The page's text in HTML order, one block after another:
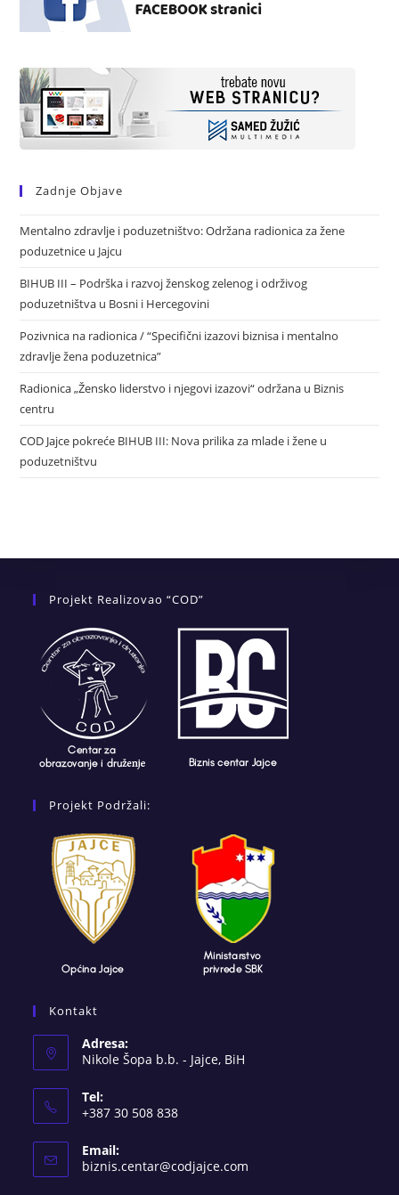
Zadnje Objave
Mentalno zdravlje i poduzetništvo: Održana radionica za žene
poduzetnice u Jajcu
BIHUB III – Podrška i razvoj ženskog zelenog i održivog
poduzetništva u Bosni i Hercegovini
Pozivnica na radionica / “Specifični izazovi biznisa i mentalno
zdravlje žena poduzetnica”
Radionica „Žensko liderstvo i njegovi izazovi“ održana u Biznis
centru
COD Jajce pokreće BIHUB III: Nova prilika za mlade i žene u
poduzetništvu
Projekt Realizovao “COD”
Projekt Podržali:
Kontakt
Adresa:
Nikole Šopa b.b. - Jajce, BiH
Tel:
+387 30 508 838
Email:
biznis.centar@codjajce.com